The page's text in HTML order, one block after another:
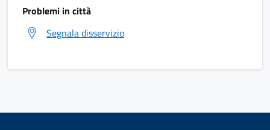
Problemi in città
Segnala disservizio